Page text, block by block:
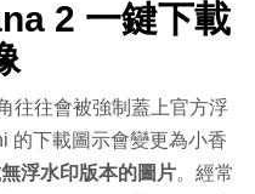
2 一鍵下載
往往會被強制蓋上官方浮
的下載圖示會變更為小香
浮水印版本的圖片。經常